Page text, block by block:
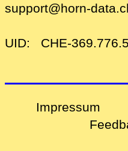
support@horn-data.
UID: CHE-
Impressum